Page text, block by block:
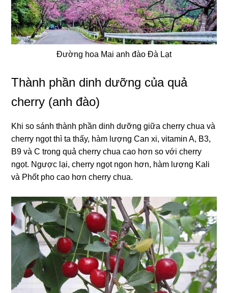
Đường hoa Mai anh đào Đà Lạt
Thành phần dinh dưỡng của quả
cherry (anh đào)
Khi so sánh thành phần dinh dưỡng giữa cherry chua và
cherry ngọt thì ta thấy, hàm lượng Can xi, vitamin A, B3,
B9 và C trong quả cherry chua cao hơn so với cherry
ngọt. Ngược lại, cherry ngọt ngon hơn, hàm lượng Kali
và Phốt pho cao hơn cherry chua.